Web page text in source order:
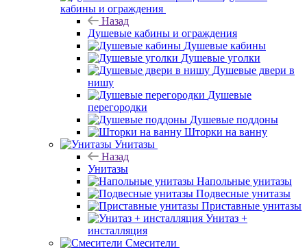
кабины и ограждения
Назад
Душевые кабины и ограждения
Душевые кабины
Душевые уголки
Душевые двери в
нишу
Душевые
перегородки
Душевые поддоны
Шторки на ванну
Унитазы
Назад
Унитазы
Напольные унитазы
Подвесные унитазы
Приставные унитазы
Унитаз +
инсталляция
Смесители